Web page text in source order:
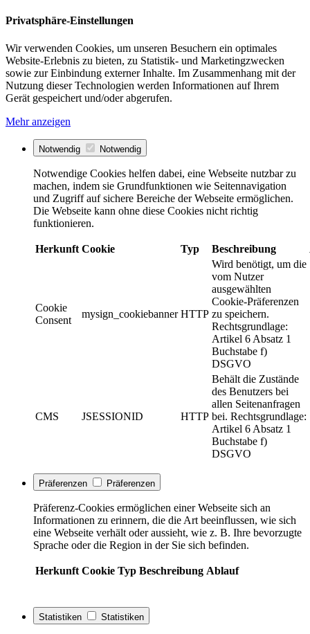
Privatsphäre-Einstellungen
Wir verwenden Cookies, um unseren Besuchern ein optimales
Website-Erlebnis zu bieten, zu Statistik- und Marketingzwecken
sowie zur Einbindung externer Inhalte. Im Zusammenhang mit der
Nutzung dieser Technologien werden Informationen auf Ihrem
Gerät gespeichert und/oder abgerufen.
Mehr anzeigen
Notwendig Notwendig
Notwendige Cookies helfen dabei, eine Webseite nutzbar zu
machen, indem sie Grundfunktionen wie Seitennavigation
und Zugriff auf sichere Bereiche der Webseite ermöglichen.
Die Webseite kann ohne diese Cookies nicht richtig
funktionieren.
Herkunft Cookie Typ Beschreibung
Cookie
Consent
mysign_cookiebanner HTTP
Wird benötigt, um die
vom Nutzer
ausgewählten
Cookie-Präferenzen
zu speichern.
Rechtsgrundlage:
Artikel 6 Absatz 1
Buchstabe f)
DSGVO
CMS JSESSIONID HTTP
Behält die Zustände
des Benutzers bei
allen Seitenanfragen
bei. Rechtsgrundlage:
Artikel 6 Absatz 1
Buchstabe f)
DSGVO
Präferenzen Präferenzen
Präferenz-Cookies ermöglichen einer Webseite sich an
Informationen zu erinnern, die die Art beeinflussen, wie sich
eine Webseite verhält oder aussieht, wie z. B. Ihre bevorzugte
Sprache oder die Region in der Sie sich befinden.
Herkunft Cookie Typ Beschreibung Ablauf
Statistiken Statistiken